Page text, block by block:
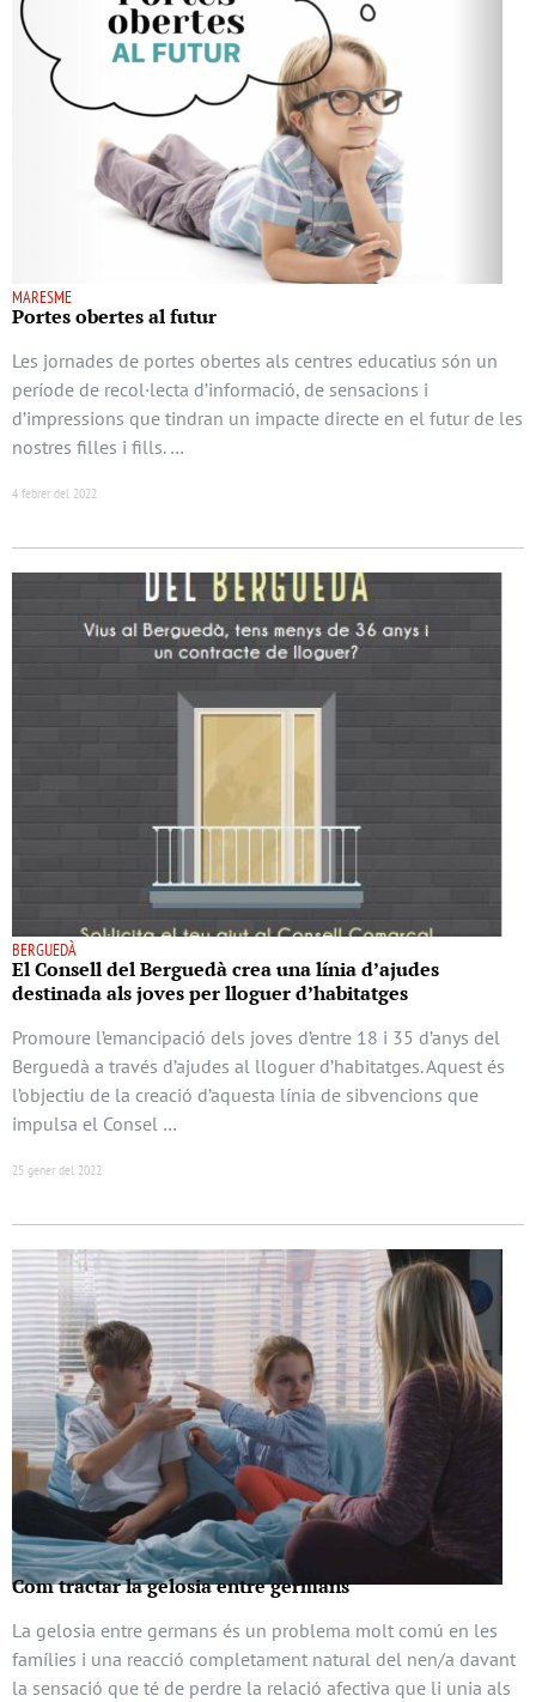
MARESME
Portes obertes al futur
Les jornades de portes obertes als centres educatius són un
període de recol·lecta d’informació, de sensacions i
d’impressions que tindran un impacte directe en el futur de les
nostres filles i fills. …
4 febrer del 2022
BERGUEDÀ
El Consell del Berguedà crea una línia d’ajudes
destinada als joves per lloguer d’habitatges
Promoure l’emancipació dels joves d’entre 18 i 35 d’anys del
Berguedà a través d’ajudes al lloguer d’habitatges. Aquest és
l’objectiu de la creació d’aquesta línia de sibvencions que
impulsa el Consel …
25 gener del 2022
Com tractar la gelosia entre germans
La gelosia entre germans és un problema molt comú en les
famílies i una reacció completament natural del nen/a davant
la sensació que té de perdre la relació afectiva que li unia als